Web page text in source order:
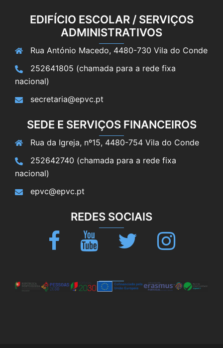
EDIFÍCIO ESCOLAR / SERVIÇOS
ADMINISTRATIVOS
Rua António Macedo, 4480-730 Vila do Conde
252641805 (chamada para a rede fixa
nacional)
secretaria@epvc.pt
SEDE E SERVIÇOS FINANCEIROS
Rua da Igreja, nº15, 4480-754 Vila do Conde
252642740 (chamada para a rede fixa
nacional)
epvc@epvc.pt
REDES SOCIAIS
Facebook Youtube Twitter Instagram